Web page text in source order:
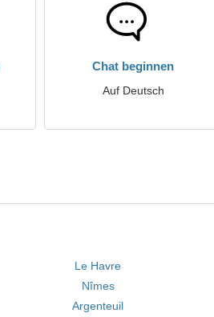
Chat beginnen
Auf Deutsch
Le Havre
Nîmes
Argenteuil